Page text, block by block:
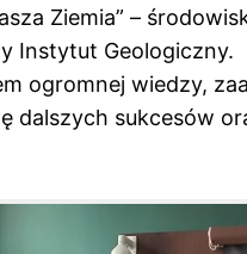
Ziemia” –
Instytut Geologiczny.
ogromnej wiedzy,
dalszych sukcesów